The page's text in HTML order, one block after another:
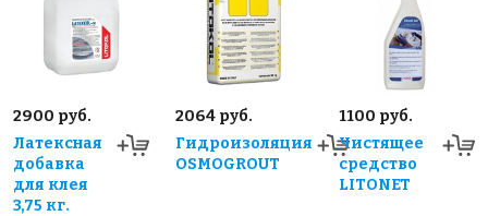
2900 руб.
Латексная
добавка
для клея
3,75 кг.
2064 руб.
Гидроизоляция
OSMOGROUT
1100 руб.
Чистящее
средство
LITONET